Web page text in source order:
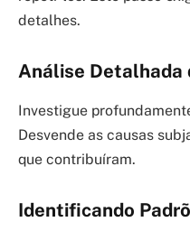
detalhes.
Análise Detalhada
Investigue
Desvende as causas
que contribuíram.
Identificando